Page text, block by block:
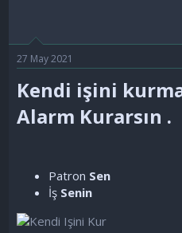
27 May 2021
Kendi işini
Alarm Kurarsın .​
Patron Sen
İş Senin